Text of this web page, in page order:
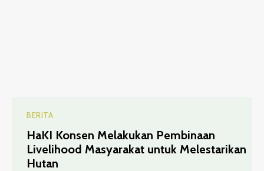
BERITA
HaKI Konsen Melakukan Pembinaan
Livelihood Masyarakat untuk Melestarikan
Hutan